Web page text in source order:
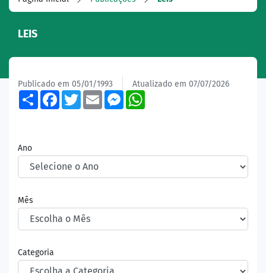
LEIS
Publicado em 05/01/1993 Atualizado em 07/07/2026
ShareFacebook
TwitterEmailMessenger
Ano
Mês
Categoria